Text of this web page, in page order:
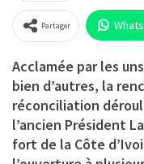
Partager
Acclamée par les
bien d’autres, la
réconciliation
l’ancien Président
fort de la Côte